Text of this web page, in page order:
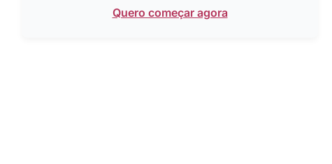
Quero começar agora